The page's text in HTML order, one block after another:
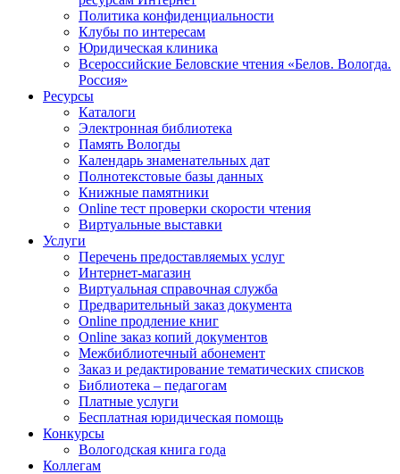
Политика конфиденциальности
Клубы по интересам
Юридическая клиника
Всероссийские Беловские чтения «Белов. Вологда.
Россия»
Ресурсы
Каталоги
Электронная библиотека
Память Вологды
Календарь знаменательных дат
Полнотекстовые базы данных
Книжные памятники
Online тест проверки скорости чтения
Виртуальные выставки
Услуги
Перечень предоставляемых услуг
Интернет-магазин
Виртуальная справочная служба
Предварительный заказ документа
Online продление книг
Online заказ копий документов
Межбиблиотечный абонемент
Заказ и редактирование тематических списков
Библиотека – педагогам
Платные услуги
Бесплатная юридическая помощь
Конкурсы
Вологодская книга года
Коллегам